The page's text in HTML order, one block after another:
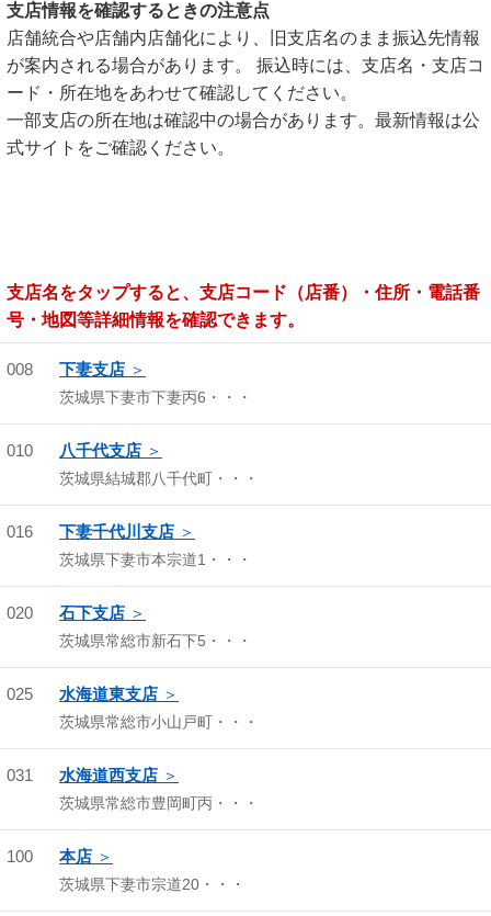
支店情報を確認するときの注意点
店舗統合や店舗内店舗化により、旧支店名のまま振込先情報
が案内される場合があります。 振込時には、支店名・支店コ
ード・所在地をあわせて確認してください。
一部支店の所在地は確認中の場合があります。最新情報は公
式サイトをご確認ください。
支店名をタップすると、支店コード（店番）・住所・電話番
号・地図等詳細情報を確認できます。
008 下妻支店
茨城県下妻市下妻丙6・・・
010 八千代支店
茨城県結城郡八千代町・・・
016 下妻千代川支店
茨城県下妻市本宗道1・・・
020 石下支店
茨城県常総市新石下5・・・
025 水海道東支店
茨城県常総市小山戸町・・・
031 水海道西支店
茨城県常総市豊岡町丙・・・
100 本店
茨城県下妻市宗道20・・・